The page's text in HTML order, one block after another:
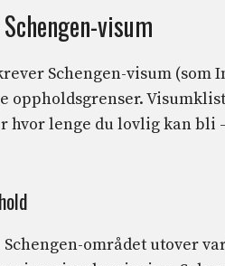
visum
Schengen-visum
oppholdsgrenser.
hvor lenge du lovlig kan bli
området utover